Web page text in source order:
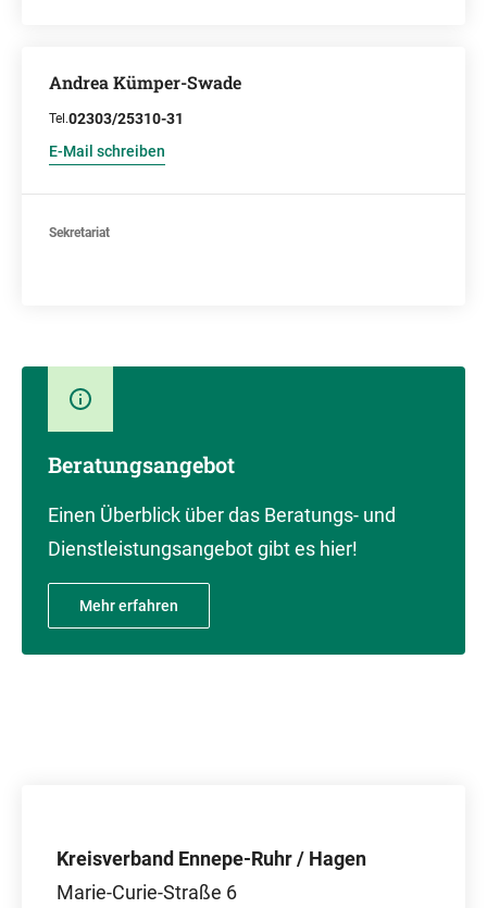
Andrea Kümper-Swade
Tel.02303/25310-31
E-Mail schreiben
Sekretariat
Beratungsangebot
Einen Überblick über das Beratungs- und
Dienstleistungsangebot gibt es hier!
Mehr erfahren
Kreisverband Ennepe-Ruhr / Hagen
Marie-Curie-Straße 6